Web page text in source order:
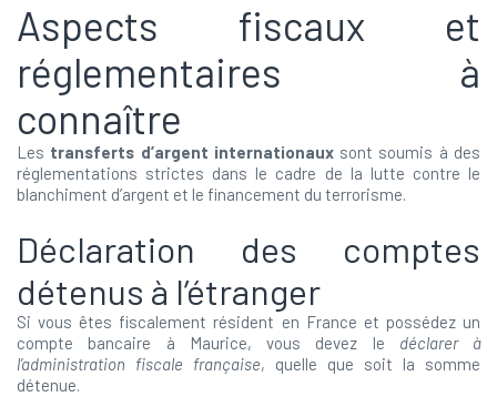
Aspects fiscaux et
réglementaires à
connaître
Les transferts d’argent internationauxsont soumis à des
réglementations strictes dans le cadre de la lutte contre le
blanchiment d’argent et le financement du terrorisme.
Déclaration des comptes
détenus à l’étranger
Si vous êtes fiscalement résident en France et possédez un
compte bancaire à Maurice, vous devez le déclarer à
l’administration fiscale française, quelle que soit la somme
détenue.